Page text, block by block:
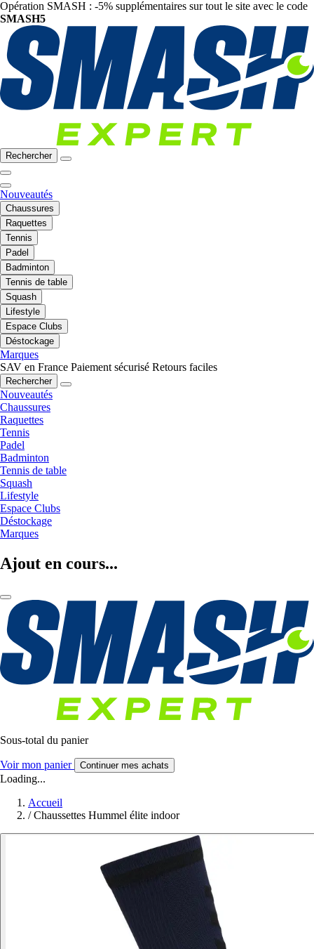
Opération SMASH : -5% supplémentaires sur tout le site avec le code
SMASH5
Rechercher
Nouveautés
Chaussures
Raquettes
Tennis
Padel
Badminton
Tennis de table
Squash
Lifestyle
Espace Clubs
Déstockage
Marques
SAV en France Paiement sécurisé Retours faciles
Rechercher
Nouveautés
Chaussures
Raquettes
Tennis
Padel
Badminton
Tennis de table
Squash
Lifestyle
Espace Clubs
Déstockage
Marques
Ajout en cours...
Sous-total du panier
Voir mon panier Continuer mes achats
Loading...
Accueil
/ Chaussettes Hummel élite indoor